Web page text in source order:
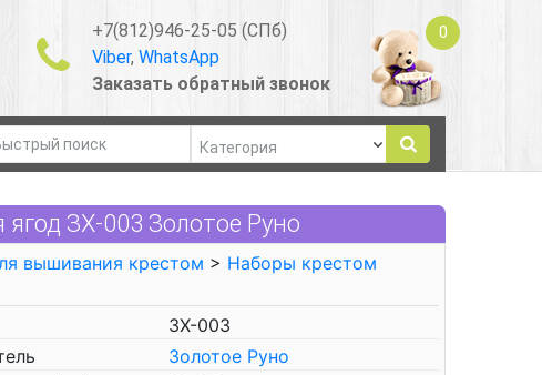
+7(812)946-25-05 (СПб)
Viber, WhatsApp
Заказать обратный звонок
0
ЗХ-003 Золотое Руно
вышивания крестом > Наборы крестом
ЗХ-003
Золотое Руно